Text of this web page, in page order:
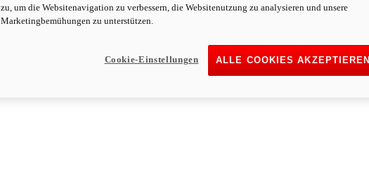
zu, um die Websitenavigation zu verbessern, die Websitenutzung zu analysieren und unsere
Marketingbemühungen zu unterstützen.
ALLE COOKIES AKZEPTIEREN
Cookie-Einstellungen